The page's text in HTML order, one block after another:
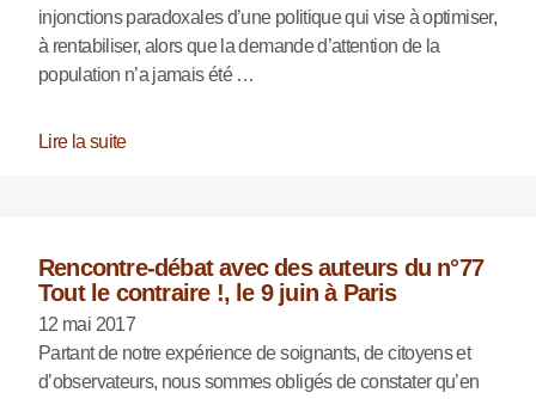
injonctions paradoxales d’une politique qui vise à optimiser,
à rentabiliser, alors que la demande d’attention de la
population n’a jamais été …
Lire la suite
Rencontre-débat avec des auteurs du n°77
Tout le contraire !, le 9 juin à Paris
12 mai 2017
Partant de notre expérience de soignants, de citoyens et
d’observateurs, nous sommes obligés de constater qu’en